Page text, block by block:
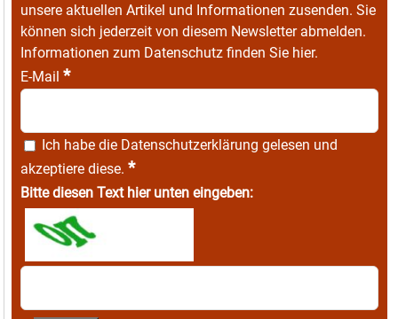
unsere aktuellen Artikel und Informationen zusenden. Sie
können sich jederzeit von diesem Newsletter abmelden.
Informationen zum Datenschutz finden Sie hier.
E-Mail *
Ich habe die Datenschutzerklärung gelesen und
akzeptiere diese. *
Bitte diesen Text hier unten eingeben: